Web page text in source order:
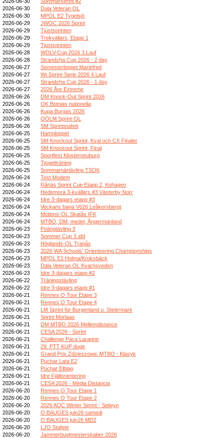
2026-06-30
Dala Veteran OL
2026-06-30
MPOL E2 Tygelsjö
2026-06-29
JWOC 2026 Sprint
2026-06-29
Tjustsprinten
2026-06-29
Trekvällars, Etapp 1
2026-06-29
Tjustsprinten
2026-06-28
WOLV-Cup 2026 3.Lauf
2026-06-28
Strandzha Cup 2026 - 2 day
2026-06-27
Semesterloppet Mariefred
2026-06-27
Wr.Sprint-Serie 2026 4.Lauf
2026-06-27
Strandzha Cup 2026 - 1 day
2026-06-27
2026 Åre Extreme
2026-06-26
DM Knock-Out Sprint 2026
2026-06-26
OK Botnias nationella
2026-06-26
Kupa Burgas 2026
2026-06-26
OÖLM Sprint-OL
2026-06-26
SM Sprintstafett
2026-06-25
Hamnloppet
2026-06-25
SM Knockout Sprint, Kval och CX Finaler
2026-06-25
SM Knockout Sprint, Final
2026-06-25
Sportfest Klosterneuburg
2026-06-25
Tjogetträning
2026-06-25
Sommarnärtävling TSOK
2026-06-24
Test Modem
2026-06-24
Rånäs Sprint Cup Etapp 2, Kohagen
2026-06-24
Hedemora 3-kvällars #3 Västerby Norr
2026-06-24
Idre 3-dagars etapp #3
2026-06-24
Veckans bana V626 Leåkersbergt
2026-06-24
Motions-OL Skatås IFK
2026-06-24
MTBO, DM, medel, Ångermanland
2026-06-23
Poängtävling 3
2026-06-23
Sommer Cup 3.afd
2026-06-23
Höglands-OL Tranås
2026-06-23
2026 WA Schools’ Orienteering Championships
2026-06-23
MPOL E1 Holma/Kroksbäck
2026-06-23
Dala Veteran OL Kvarnsveden
2026-06-23
Idre 3-dagars etapp #2
2026-06-22
Träningstävling
2026-06-22
Idre 3-dagars etapp #1
2026-06-21
Rennes O Tour Etape 3
2026-06-21
Rennes O Tour Etape 4
2026-06-21
LM Sprint für Burgenland u. Steiermark
2026-06-21
Sprint Morlaas
2026-06-21
DM MTBO 2026 Mellemdistance
2026-06-21
CESA 2026 - Sprint
2026-06-21
Challenge Paca Laragne
2026-06-21
29. PTT KUP duge
2026-06-21
Grand Prix Zdzieszowic MTBO - Klasyk
2026-06-21
Puchar Lata E2
2026-06-21
Puchar Elbląg
2026-06-21
Idre Fjällorientering
2026-06-21
CESA 2026 - Media Distancia
2026-06-20
Rennes O Tour Etape 1
2026-06-20
Rennes O Tour Etape 2
2026-06-20
2026 AOC Winter Sprint - Selwyn
2026-06-20
O BAUGES juin26 samedi
2026-06-20
O BAUGES juin26 MD2
2026-06-20
LJO Stafete
2026-06-20
Jammerbugtmesterskaber 2026